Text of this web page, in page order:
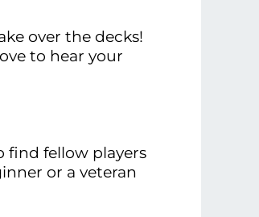
over the decks!
to hear your
find fellow players
or a veteran